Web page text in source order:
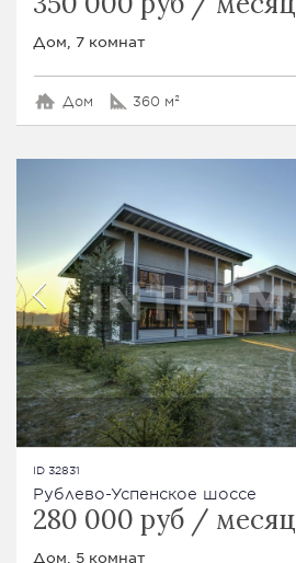
Дом, 7 комнат
Дом 360 м²
ID 32831
Рублево-Успенское шоссе
280 000 руб / месяц
Дом, 5 комнат